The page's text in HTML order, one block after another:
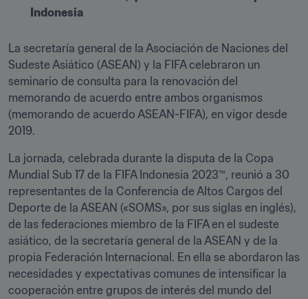
Indonesia
La secretaría general de la Asociación de Naciones del
Sudeste Asiático (ASEAN) y la FIFA celebraron un
seminario de consulta para la renovación del
memorando de acuerdo entre ambos organismos
(memorando de acuerdo ASEAN-FIFA), en vigor desde
2019.
La jornada, celebrada durante la disputa de la Copa
Mundial Sub 17 de la FIFA Indonesia 2023™, reunió a 30
representantes de la Conferencia de Altos Cargos del
Deporte de la ASEAN («SOMS», por sus siglas en inglés),
de las federaciones miembro de la FIFA en el sudeste
asiático, de la secretaría general de la ASEAN y de la
propia Federación Internacional. En ella se abordaron las
necesidades y expectativas comunes de intensificar la
cooperación entre grupos de interés del mundo del